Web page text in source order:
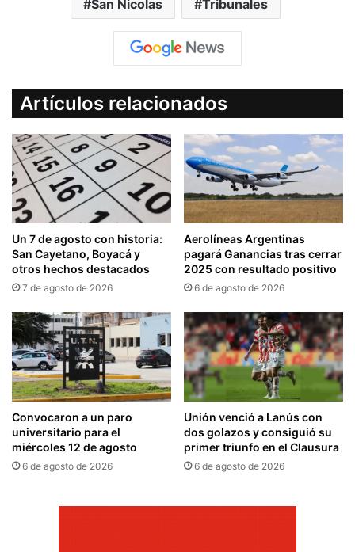
San Nicolas Tribunales
Artículos relacionados
Un 7 de agosto con historia:
San Cayetano, Boyacá y
otros hechos destacados
7 de agosto de 2026
Aerolíneas Argentinas
pagará Ganancias tras cerrar
2025 con resultado positivo
6 de agosto de 2026
Convocaron a un paro
universitario para el
miércoles 12 de agosto
6 de agosto de 2026
Unión venció a Lanús con
dos golazos y consiguió su
primer triunfo en el Clausura
6 de agosto de 2026